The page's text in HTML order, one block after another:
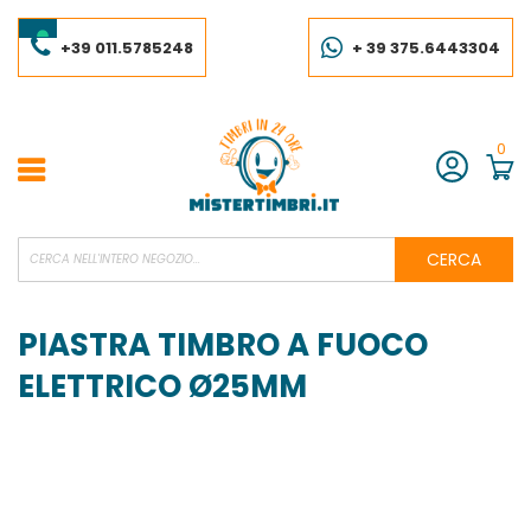
al
contenuto+39 011.5785248 + 39 375.6443304
Account
0
CERCA
PIASTRA TIMBRO A FUOCO
ELETTRICO Ø25MM